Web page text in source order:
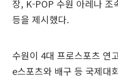
장, K-POP 수원 아레나 조
등을 제시했다.
수원이 4대 프로스포츠 연
e스포츠와 배구 등 국제대